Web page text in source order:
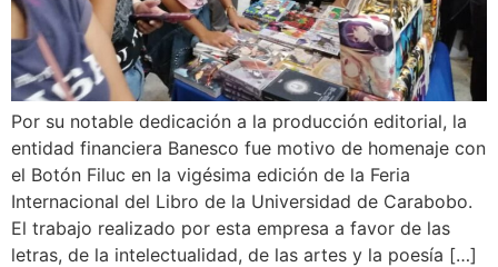
Por su notable dedicación a la producción editorial, la
entidad financiera Banesco fue motivo de homenaje con
el Botón Filuc en la vigésima edición de la Feria
Internacional del Libro de la Universidad de Carabobo.
El trabajo realizado por esta empresa a favor de las
letras, de la intelectualidad, de las artes y la poesía […]